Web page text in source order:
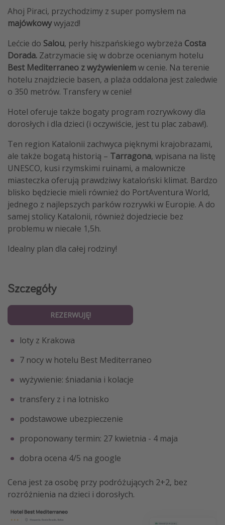
Ahoj Piraci, przychodzimy z super pomysłem na
majówkowywyjazd!
Lećcie do Salou, perły hiszpańskiego wybrzeża Costa
Dorada. Zatrzymacie się w dobrze ocenianym hotelu
Best Mediterraneo z wyżywieniemw cenie. Na terenie
hotelu znajdziecie basen, a plaża oddalona jest zaledwie
o 350 metrów. Transfery w cenie!
Hotel oferuje także bogaty program rozrywkowy dla
dorosłych i dla dzieci (i oczywiście, jest tu plac zabaw!).
Ten region Katalonii zachwyca pięknymi krajobrazami,
ale także bogatą historią – Tarragona, wpisana na listę
UNESCO, kusi rzymskimi ruinami, a malownicze
miasteczka oferują prawdziwy kataloński klimat. Bardzo
blisko będziecie mieli również do PortAventura World,
jednego z najlepszych parków rozrywki w Europie. A do
samej stolicy Katalonii, również dojedziecie bez
problemu w niecałe 1,5h.
Idealny plan dla całej rodziny!
Szczegóły
REZERWUJĘ!
loty z Krakowa
7 nocy w hotelu Best Mediterraneo
wyżywienie: śniadania i kolacje
transfery z i na lotnisko
podstawowe ubezpieczenie
proponowany termin: 27 kwietnia - 4 maja
dobra ocena 4/5 na google
Cena jest za osobę przy podróżujących 2+2, bez
rozróżnienia na dzieci i dorosłych.